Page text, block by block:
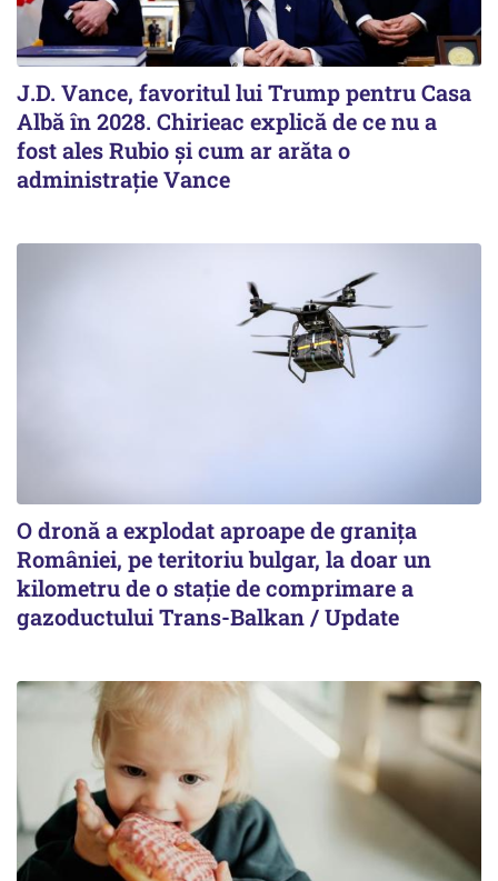
J.D. Vance, favoritul lui Trump pentru Casa
Albă în 2028. Chirieac explică de ce nu a
fost ales Rubio și cum ar arăta o
administrație Vance
O dronă a explodat aproape de granița
României, pe teritoriu bulgar, la doar un
kilometru de o stație de comprimare a
gazoductului Trans-Balkan / Update